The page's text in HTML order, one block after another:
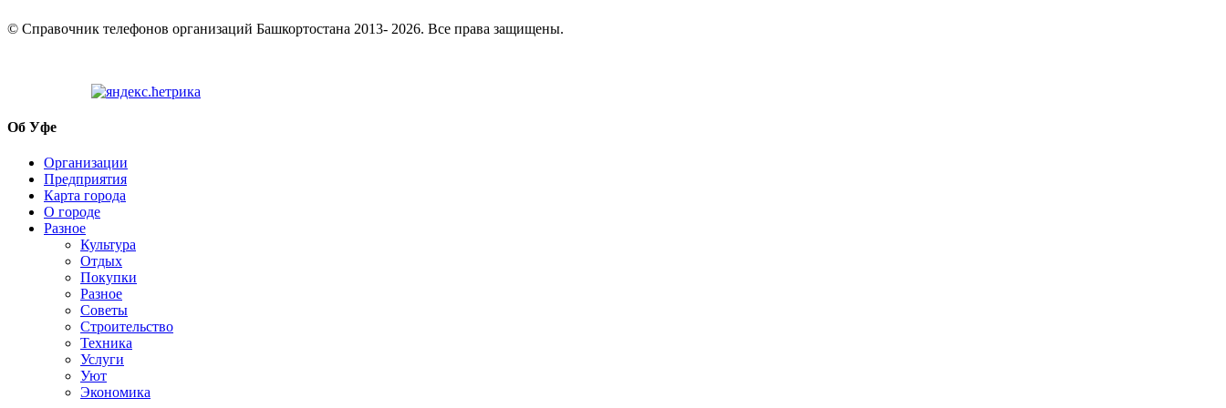
© Cправочник телефонов организаций Башкортостана 2013- 2026. Все права защищены.
Об Уфе
Организации
Предприятия
Карта города
О городе
Разное
Культура
Отдых
Покупки
Разное
Советы
Строительство
Техника
Услуги
Уют
Экономика